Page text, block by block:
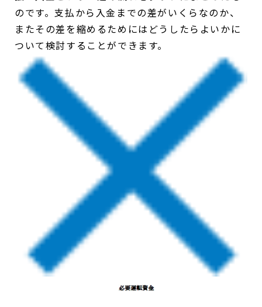
のです。支払から入金までの差がいくらなのか、
またその差を縮めるためにはどうしたらよいかに
ついて検討することができます。